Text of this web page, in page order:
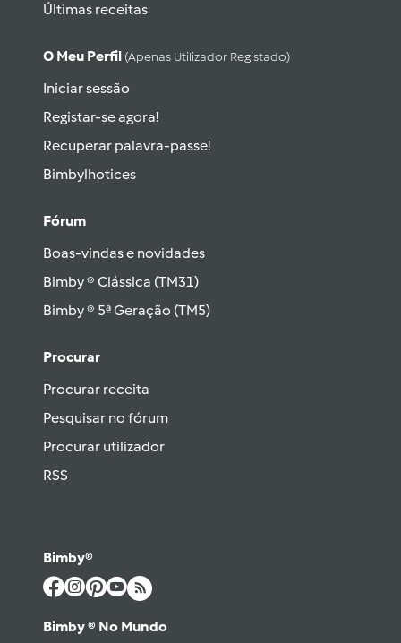
Últimas receitas
O Meu Perfil (apenas Utilizador Registado)
Iniciar sessão
Registar-se agora!
Recuperar palavra-passe!
Bimbylhotices
Fórum
Boas-vindas e novidades
Bimby ® Clássica (TM31)
Bimby ® 5ª Geração (TM5)
Procurar
Procurar receita
Pesquisar no fórum
Procurar utilizador
RSS
Bimby®
Bimby ® No Mundo